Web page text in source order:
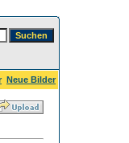
Neue Bilder